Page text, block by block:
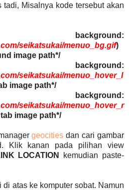
Misalnya kode tersebut akan
seikatsukai/menuo_bg.gif)
image path*/
seikatsukai/menuo_hover_l
image path*/
seikatsukai/menuo_hover_r
image path*/
geocities dan cari gambar
Klik kanan pada pilihan view
LOCATION
kemudian paste-
atas ke komputer sobat. Namun